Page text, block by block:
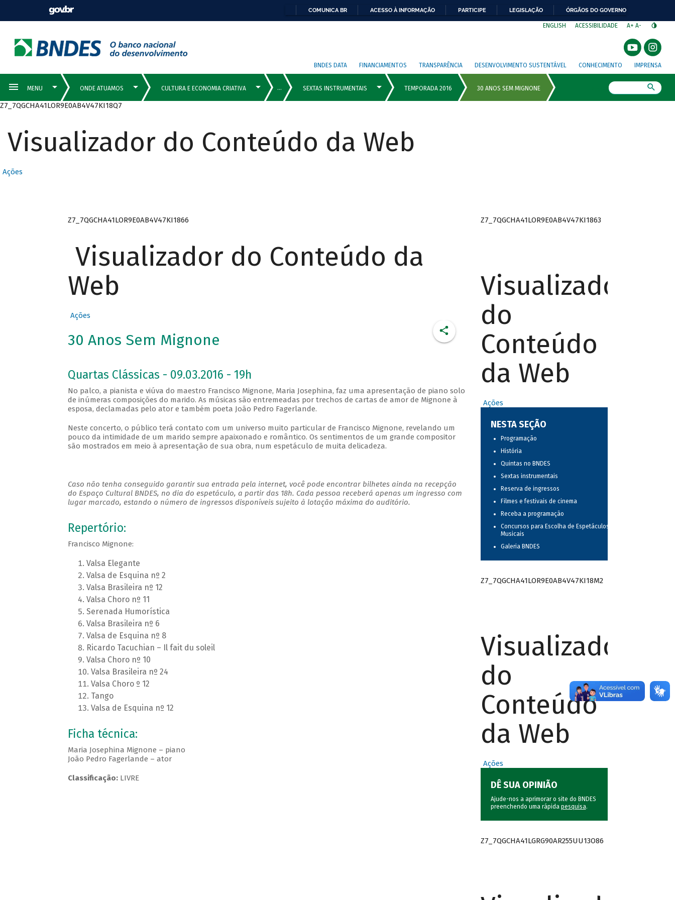
COMUNICA BR ACESSO À INFORMAÇÃO PARTICIPE LEGISLAÇÃO ÓRGÃOS DO GOVERNO
ENGLISH ACESSIBILIDADE A+ A-
BNDES DATA FINANCIAMENTOS TRANSPARÊNCIA DESENVOLVIMENTO SUSTENTÁVEL CONHECIMENTO IMPRENSA
Z7_7QGCHA41LOR9E0AB4V47KI18Q7
Visualizador do Conteúdo da Web
Ações
Z7_7QGCHA41LOR9E0AB4V47KI1866
Visualizador do Conteúdo da
Web
Ações
30 Anos Sem Mignone
Quartas Clássicas - 09.03.2016 - 19h
No palco, a pianista e viúva do maestro Francisco Mignone, Maria Josephina, faz uma apresentação de piano solo
de inúmeras composições do marido. As músicas são entremeadas por trechos de cartas de amor de Mignone à
esposa, declamadas pelo ator e também poeta João Pedro Fagerlande.
Neste concerto, o público terá contato com um universo muito particular de Francisco Mignone, revelando um
pouco da intimidade de um marido sempre apaixonado e romântico. Os sentimentos de um grande compositor
são mostrados em meio à apresentação de sua obra, num espetáculo de muita delicadeza.
Caso não tenha conseguido garantir sua entrada pela internet, você pode encontrar bilhetes ainda na recepção
do Espaço Cultural BNDES, no dia do espetáculo, a partir das 18h. Cada pessoa receberá apenas um ingresso com
lugar marcado, estando o número de ingressos disponíveis sujeito à lotação máxima do auditório.
Repertório:
Francisco Mignone:
Valsa Elegante
Valsa de Esquina nº 2
Valsa Brasileira nº 12
Valsa Choro nº 11
Serenada Humorística
Valsa Brasileira nº 6
Valsa de Esquina nº 8
Ricardo Tacuchian – Il fait du soleil
Valsa Choro nº 10
Valsa Brasileira nº 24
Valsa Choro º 12
Tango
Valsa de Esquina nº 12
Ficha técnica:
Maria Josephina Mignone – piano
João Pedro Fagerlande – ator
Classificação:LIVRE
Z7_7QGCHA41LOR9E0AB4V47KI1863
Visualizador
do
Conteúdo
da Web
Ações
NESTA SEÇÃO
Programação
História
Quintas no BNDES
Sextas instrumentais
Reserva de ingressos
Filmes e festivais de cinema
Receba a programação
Concursos para Escolha de Espetáculos
Musicais
Galeria BNDES
Z7_7QGCHA41LOR9E0AB4V47KI18M2
Visualizador
do
Conteúdo
da Web
Ações
DÊ SUA OPINIÃO
Ajude-nos a aprimorar o site do BNDES
preenchendo uma rápida pesquisa.
Z7_7QGCHA41LGRG90AR255UU13O86